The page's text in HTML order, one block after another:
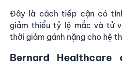
Đây là cách tiếp cận có
giảm thiểu tỷ lệ mắc và tử
thời giảm gánh nặng cho hệ
Bernard Healthcare